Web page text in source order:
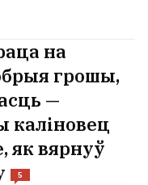
на
грошы,
—
каліновец
як вярнуў
5